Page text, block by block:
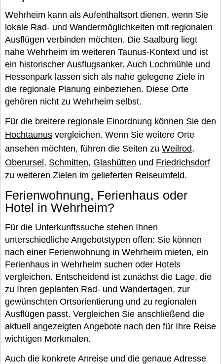
Wehrheim kann als Aufenthaltsort dienen, wenn Sie
lokale Rad- und Wandermöglichkeiten mit regionalen
Ausflügen verbinden möchten. Die Saalburg liegt
nahe Wehrheim im weiteren Taunus-Kontext und ist
ein historischer Ausflugsanker. Auch Lochmühle und
Hessenpark lassen sich als nahe gelegene Ziele in
die regionale Planung einbeziehen. Diese Orte
gehören nicht zu Wehrheim selbst.
Für die breitere regionale Einordnung können Sie den
Hochtaunus vergleichen. Wenn Sie weitere Orte
ansehen möchten, führen die Seiten zu Weilrod,
Oberursel, Schmitten, Glashütten und Friedrichsdorf
zu weiteren Zielen im gelieferten Reiseumfeld.
Ferienwohnung, Ferienhaus oder
Hotel in Wehrheim?
Für die Unterkunftssuche stehen Ihnen
unterschiedliche Angebotstypen offen: Sie können
nach einer Ferienwohnung in Wehrheim mieten, ein
Ferienhaus in Wehrheim suchen oder Hotels
vergleichen. Entscheidend ist zunächst die Lage, die
zu Ihren geplanten Rad- und Wandertagen, zur
gewünschten Ortsorientierung und zu regionalen
Ausflügen passt. Vergleichen Sie anschließend die
aktuell angezeigten Angebote nach den für Ihre Reise
wichtigen Merkmalen.
Auch die konkrete Anreise und die genaue Adresse